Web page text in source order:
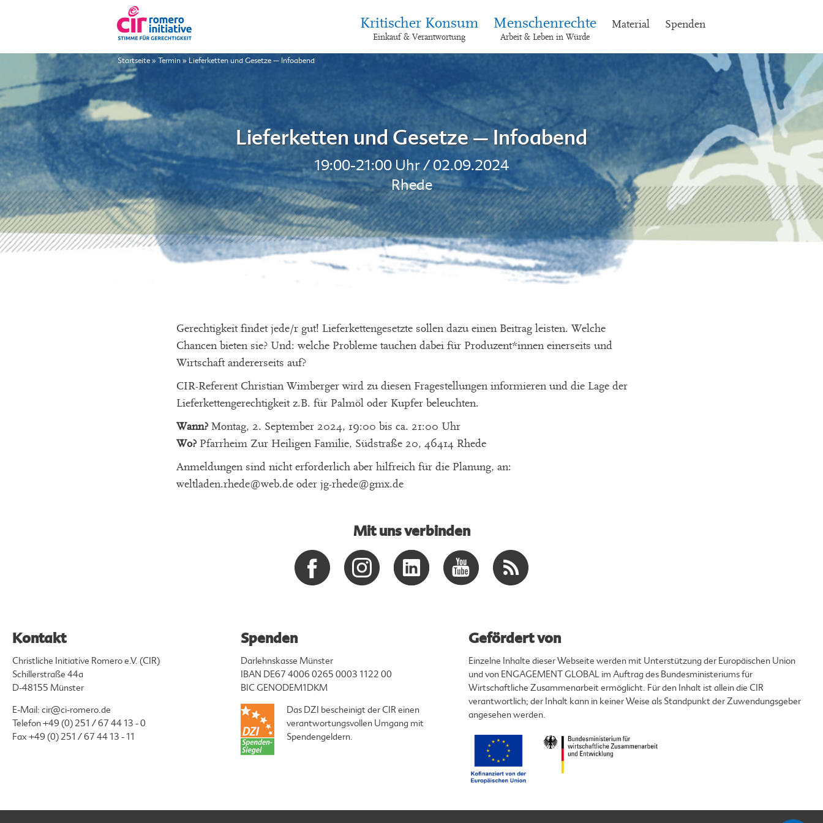
Kritischer Konsum
Einkauf & Verantwortung
Menschenrechte
Arbeit & Leben in Würde
Material Spenden
Startseite » Termin » Lieferketten und Gesetze – Infoabend
Lieferketten und Gesetze – Infoabend
19:00-21:00 Uhr / 02.09.2024
Rhede
Gerechtigkeit findet jede/r gut! Lieferkettengesetzte sollen dazu einen Beitrag leisten. Welche
Chancen bieten sie? Und: welche Probleme tauchen dabei für Produzent*innen einerseits und
Wirtschaft andererseits auf?
CIR-Referent Christian Wimberger wird zu diesen Fragestellungen informieren und die Lage der
Lieferkettengerechtigkeit z.B. für Palmöl oder Kupfer beleuchten.
Wann? Montag, 2. September 2024, 19:00 bis ca. 21:00 Uhr
Wo? Pfarrheim Zur Heiligen Familie, Südstraße 20, 46414 Rhede
Anmeldungen sind nicht erforderlich aber hilfreich für die Planung, an:
weltladen.rhede@web.de oder jg-rhede@gmx.de
Mit uns verbinden
Kontakt
Christliche Initiative Romero e.V. (CIR)
Schillerstraße 44a
D-48155 Münster
E-Mail: cir@ci-romero.de
Telefon+49 (0) 251 / 67 44 13 - 0
Fax +49 (0) 251 / 67 44 13 - 11
Spenden
Darlehnskasse Münster
IBAN DE67 4006 0265 0003 1122 00
BIC GENODEM1DKM
Das DZI bescheinigt der CIR einen
verantwortungsvollen Umgang mit
Spendengeldern.
Gefördert von
Einzelne Inhalte dieser Webseite werden mit Unterstützung der Europäischen Union
und von ENGAGEMENT GLOBAL im Auftrag des Bundesministeriums für
Wirtschaftliche Zusammenarbeit ermöglicht. Für den Inhalt ist allein die CIR
verantwortlich; der Inhalt kann in keiner Weise als Standpunkt der Zuwendungsgeber
angesehen werden.